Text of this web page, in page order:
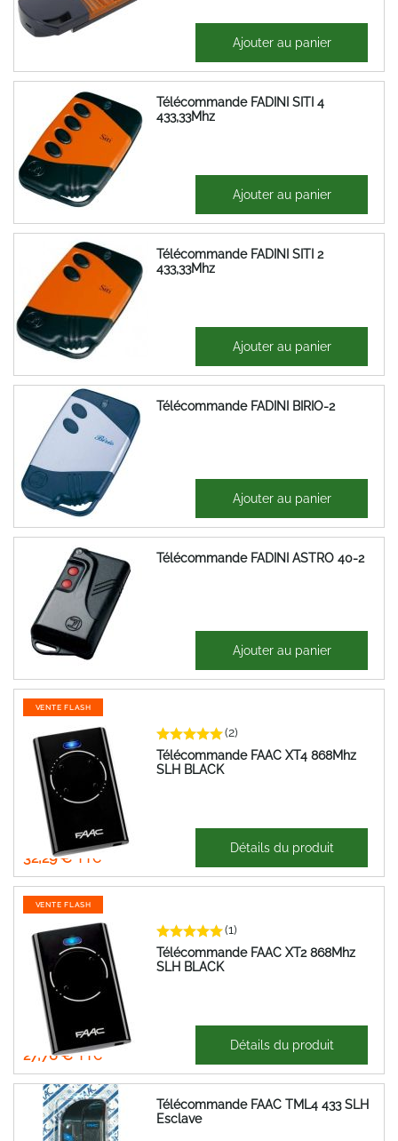
58,55 € Ajouter au panier
Télécommande FADINI SITI 4
433,33Mhz
57,61 €
48,01 € Ajouter au panier
Télécommande FADINI SITI 2
433,33Mhz
57,61 €
48,01 € Ajouter au panier
Télécommande FADINI BIRIO-2
63,24 €
52,70 € Ajouter au panier
Télécommande FADINI ASTRO 40-2
78,69 €
65,57 € Ajouter au panier
VENTE FLASH
Télécommande FAAC XT4 868Mhz
SLH BLACK
(2)
32,29 €
26,91 € Détails du produit
VENTE FLASH
Télécommande FAAC XT2 868Mhz
SLH BLACK
(1)
27,76 €
23,13 € Détails du produit
Télécommande FAAC TML4 433 SLH
Esclave